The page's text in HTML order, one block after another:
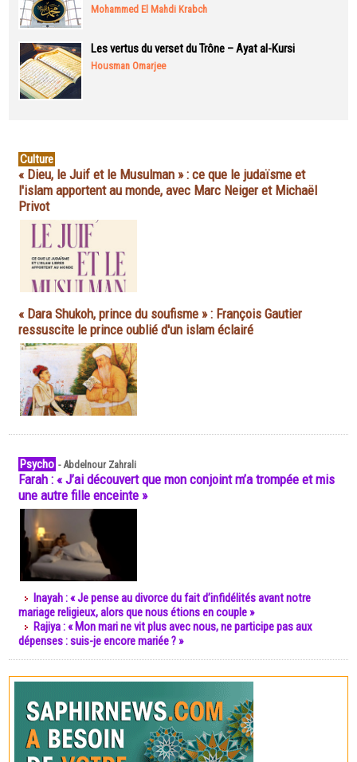
Mohammed El Mahdi Krabch
Les vertus du verset du Trône – Ayat al-Kursi
Housman Omarjee
Culture
« Dieu, le Juif et le Musulman » : ce que le judaïsme et
l'islam apportent au monde, avec Marc Neiger et Michaël
Privot
« Dara Shukoh, prince du soufisme » : François Gautier
ressuscite le prince oublié d'un islam éclairé
Psycho -Abdelnour Zahrali
Farah : « J’ai découvert que mon conjoint m’a trompée et mis
une autre fille enceinte »
Inayah : « Je pense au divorce du fait d’infidélités avant notre
mariage religieux, alors que nous étions en couple »
Rajiya : « Mon mari ne vit plus avec nous, ne participe pas aux
dépenses : suis-je encore mariée ? »